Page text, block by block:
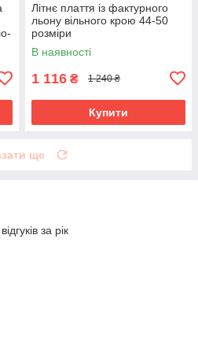
Літнє плаття із фактурного
льону вільного крою 44-50
розміри
В наявності
1 116 ₴ 1 240 ₴
Купити
ще
за рік